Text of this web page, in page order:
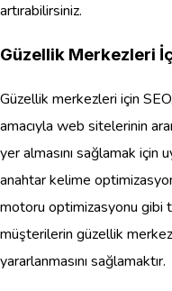
artırabilirsiniz.
Güzellik Merkezleri
Güzellik merkezleri için
amacıyla web sitelerinin
yer almasını sağlamak için
anahtar kelime
motoru optimizasyonu gibi
müşterilerin güzellik
yararlanmasını sağlamaktır.